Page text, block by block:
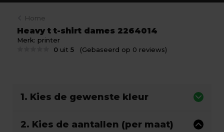
Home
Heavy t t-shirt dames 2264014
Merk:printer
0 uit5 (Gebaseerd op 0 reviews)
1. Kies de gewenste kleur
2. Kies de aantallen (per maat)